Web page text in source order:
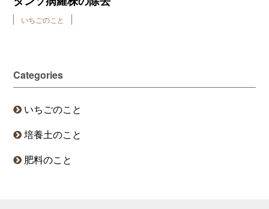
いちごのこと
Categories
いちごのこと
培養土のこと
肥料のこと